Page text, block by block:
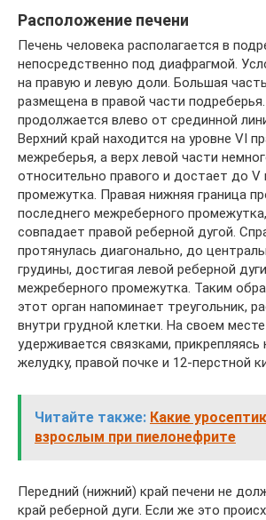
Расположение печени
Печень человека располагается в
непосредственно под диафрагмой.
на правую и левую доли. Большая
размещена в правой части
продолжается влево от срединной
Верхний край находится на уровне VI
межреберья, а верх левой части
относительно правого и достает до V
промежутка. Правая нижняя граница
последнего межреберного
совпадает правой реберной дугой.
протянулась диагонально, до
грудины, достигая левой реберной
межреберного промежутка. Таким
этот орган напоминает треугольник,
внутри грудной клетки. На своем
удерживается связками, прикрепляясь
желудку, правой почке и 12-перстной
Читайте также: Какие
взрослым при пиелонефрите
Передний (нижний) край печени не
край реберной дуги. Если же это